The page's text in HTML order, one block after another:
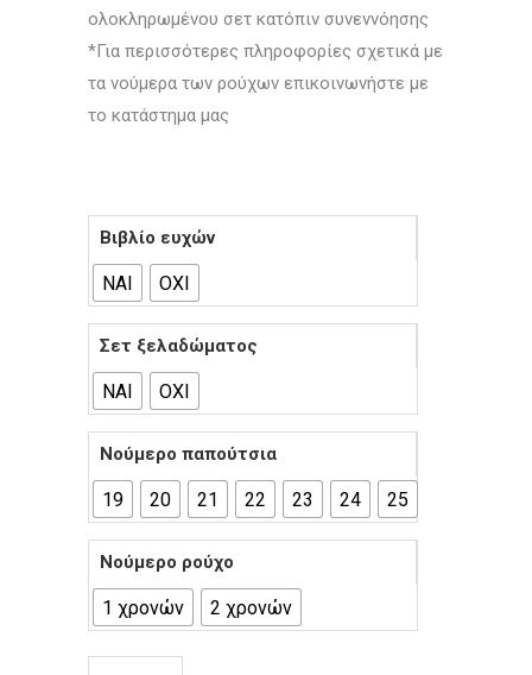
ολοκληρωμένου σετ κατόπιν συνεννόησης
*Για περισσότερες πληροφορίες σχετικά με
τα νούμερα των ρούχων επικοινωνήστε με
το κατάστημα μας
Βιβλίο ευχών
ΝΑΙ ΟΧΙ
Σετ ξελαδώματος
ΝΑΙ ΟΧΙ
Νούμερο παπούτσια
19 20 21 22 23 24 25
Νούμερο ρούχο
1 χρονών 2 χρονών